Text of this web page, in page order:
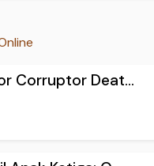
Corruptor Deat...